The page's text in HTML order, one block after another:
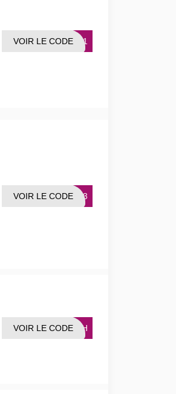
E9D1
VOIR LE CODE
GTF3
VOIR LE CODE
FISH
VOIR LE CODE